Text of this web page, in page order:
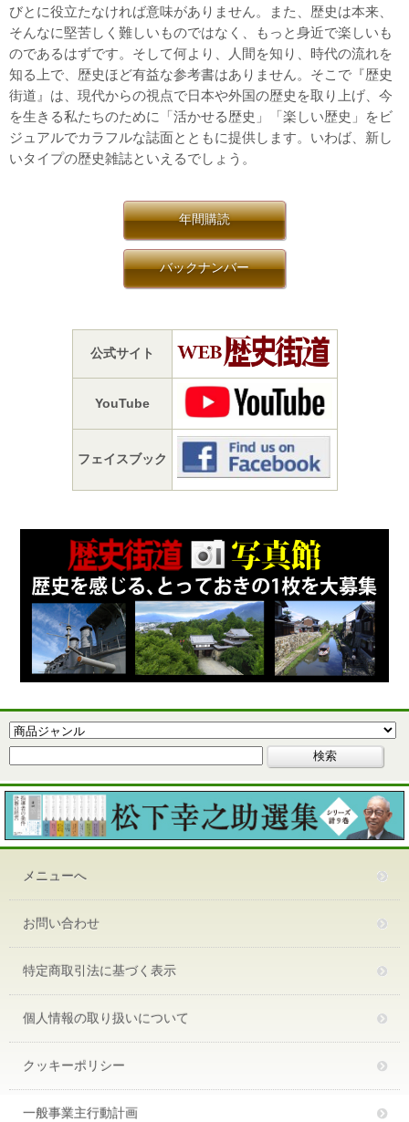
びとに役立たなければ意味がありません。また、歴史は本来、
そんなに堅苦しく難しいものではなく、もっと身近で楽しいも
のであるはずです。そして何より、人間を知り、時代の流れを
知る上で、歴史ほど有益な参考書はありません。そこで『歴史
街道』は、現代からの視点で日本や外国の歴史を取り上げ、今
を生きる私たちのために「活かせる歴史」「楽しい歴史」をビ
ジュアルでカラフルな誌面とともに提供します。いわば、新し
いタイプの歴史雑誌といえるでしょう。
年間購読
バックナンバー
公式サイト
YouTube
フェイスブック
メニューへ
お問い合わせ
特定商取引法に基づく表示
個人情報の取り扱いについて
クッキーポリシー
一般事業主行動計画